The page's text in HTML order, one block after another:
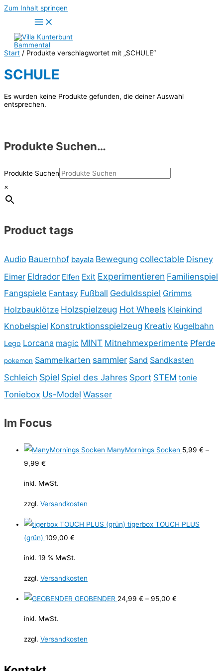
Zum Inhalt springen
Start / Produkte verschlagwortet mit „SCHULE“
SCHULE
Es wurden keine Produkte gefunden, die deiner Auswahl
entsprechen.
Produkte Suchen…
Produkte Suchen
×
Product tags
Audio Bauernhof bayala Bewegung collectable Disney
Eimer Eldrador Elfen Exit Experimentieren Familienspiel
Fangspiele Fantasy Fußball Geduldsspiel Grimms
Holzbauklötze Holzspielzeug Hot Wheels Kleinkind
Knobelspiel Konstruktionsspielzeug Kreativ Kugelbahn
Lego Lorcana magic MINT Mitnehmexperimente Pferde
pokemon Sammelkarten sammler Sand Sandkasten
Schleich Spiel Spiel des Jahres Sport STEM tonie
Toniebox Us-Model Wasser
Im Focus
ManyMornings Socken 5,99 € –
9,99 €
inkl. MwSt.
zzgl. Versandkosten
tigerbox TOUCH PLUS
(grün) 109,00 €
inkl. 19 % MwSt.
zzgl. Versandkosten
GEOBENDER 24,99 € – 95,00 €
inkl. MwSt.
zzgl. Versandkosten